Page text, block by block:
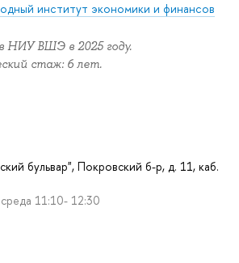
институт экономики и финансов
НИУ ВШЭ в 2025 году.
стаж: 6 лет.
бульвар", Покровский б-р, д. 11, каб.
11:10- 12:30